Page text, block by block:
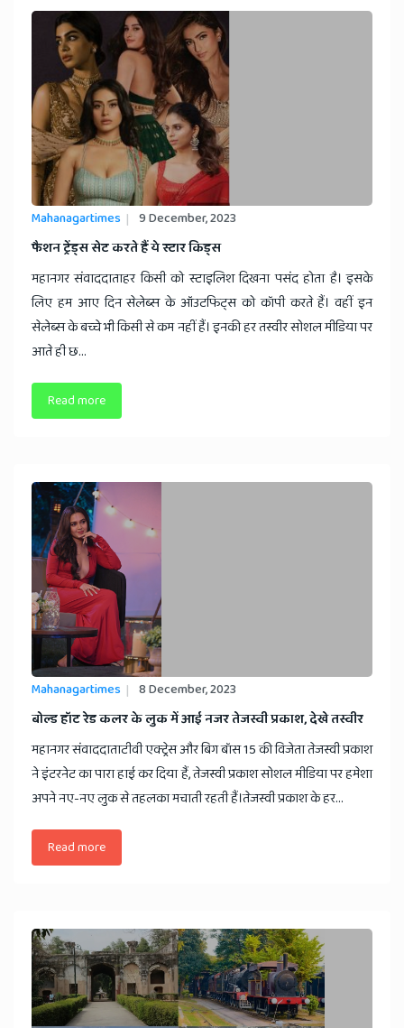
Mahanagartimes 9 December, 2023
फैशन ट्रेंड्स सेट करते हैं ये स्टार किड्स
महानगर संवाददाताहर किसी को स्टाइलिश दिखना पसंद होता है। इसके
लिए हम आए दिन सेलेब्स के ऑउटफिट्स को कॉपी करते हैं। वहीं इन
सेलेब्स के बच्चे भी किसी से कम नहीं हैं। इनकी हर तस्वीर सोशल मीडिया पर
आते ही छ...
Read more
Mahanagartimes 8 December, 2023
बोल्ड हॉट रेड कलर के लुक में आई नजर तेजस्वी प्रकाश, देखे तस्वीर
महानगर संवाददाताटीवी एक्ट्रेस और बिग बॉस 15 की विजेता तेजस्वी प्रकाश
ने इंटरनेट का पारा हाई कर दिया हैं, तेजस्वी प्रकाश सोशल मीडिया पर हमेशा
अपने नए-नए लुक से तहलका मचाती रहती हैं।तेजस्वी प्रकाश के हर...
Read more